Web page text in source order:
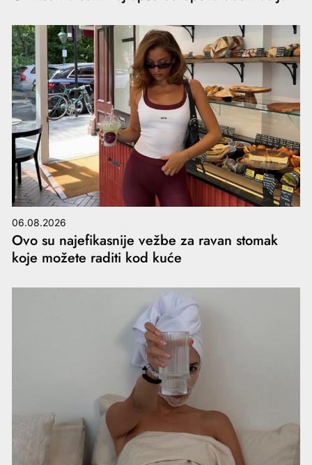
06.08.2026
Ovo su najefikasnije vežbe za ravan stomak
koje možete raditi kod kuće